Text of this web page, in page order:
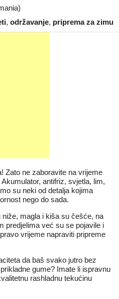
, održavanje, priprema za zimu
Zato ne zaboravite na vrijeme
antifriz, svjetla, lim,
su neki od detalja kojima
nego do sada.
magla i kiša su češće, na
predjelima već su se pojavile i
vrijeme napraviti pripreme
da baš svako jutro bez
gume? Imate li ispravnu
rashladnu tekućinu